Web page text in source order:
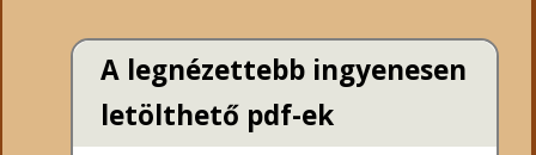
A legnézettebb ingyenesen
letölthető pdf-ek